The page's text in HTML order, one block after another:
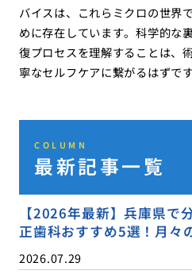
バイスは、これらミクロの世界
めに存在しています。科学的な
復プロセスを理解することは、
寧なセルフケアに繋がるはずです
COLUMN
最新記事一覧
【2026年最新】兵庫県で
正歯科おすすめ5選！月々
2026.07.29